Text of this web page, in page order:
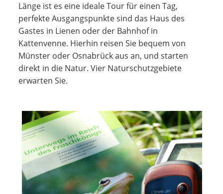
Länge ist es eine ideale Tour für einen Tag,
perfekte Ausgangspunkte sind das Haus des
Gastes in Lienen oder der Bahnhof in
Kattenvenne. Hierhin reisen Sie bequem von
Münster oder Osnabrück aus an, und starten
direkt in die Natur. Vier Naturschutzgebiete
erwarten Sie.